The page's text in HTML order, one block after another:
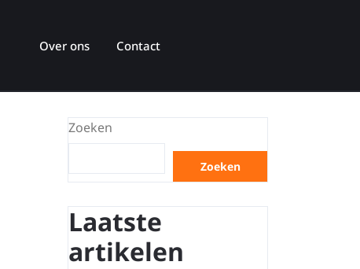
Over ons Contact
Zoeken
Zoeken
Laatste
artikelen